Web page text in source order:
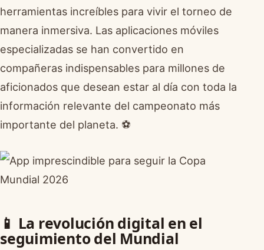
herramientas increíbles para vivir el torneo de
manera inmersiva. Las aplicaciones móviles
especializadas se han convertido en
compañeras indispensables para millones de
aficionados que desean estar al día con toda la
información relevante del campeonato más
importante del planeta. ⚽
📱 La revolución digital en el
seguimiento del Mundial